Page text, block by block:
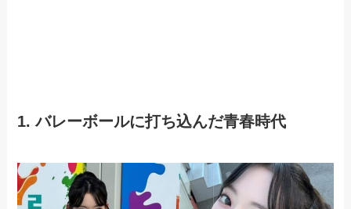
1. バレーボールに打ち込んだ青春時代